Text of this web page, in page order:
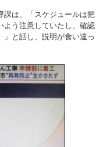
課は、「スケジュールは把
よう注意していたし、確認
」と話し、説明が食い違っ